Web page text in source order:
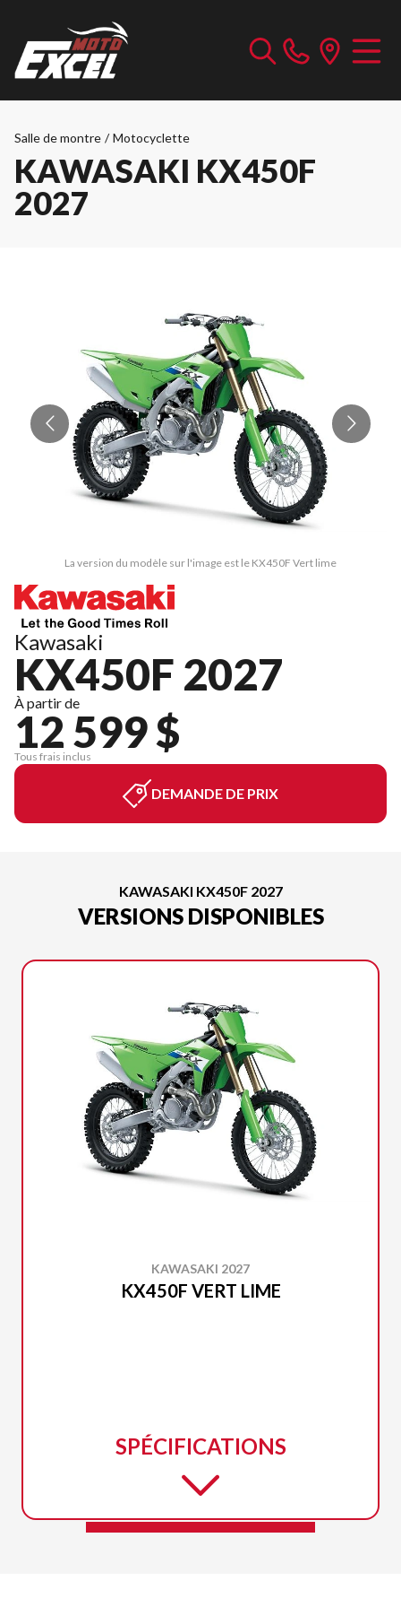
Salle de montre / Motocyclette
KAWASAKI KX450F
2027
La version du modèle sur l'image est le KX450F Vert lime
Kawasaki
KX450F 2027
À partir de
12 599 $
Tous frais inclus
DEMANDE DE PRIX
KAWASAKI KX450F 2027
VERSIONS DISPONIBLES
KAWASAKI 2027
KX450F VERT LIME
SPÉCIFICATIONS